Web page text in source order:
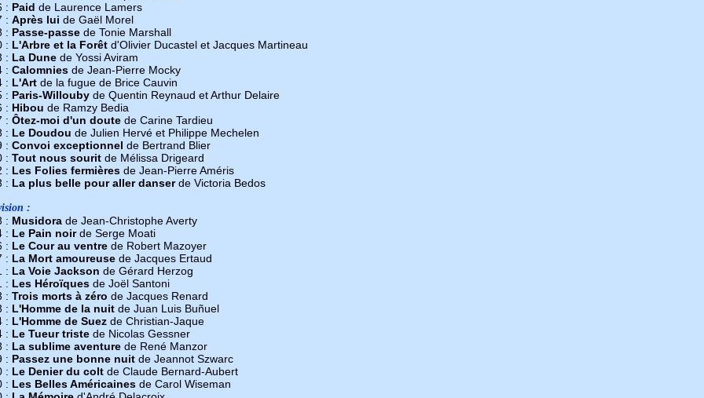
: Paid de Laurence Lamers
: Après lui de Gaël Morel
: Passe-passe de Tonie Marshall
: L'Arbre et la Forêt d'Olivier Ducastel et Jacques Martineau
: La Dune de Yossi Aviram
: Calomnies de Jean-Pierre Mocky
: L'Art de la fugue de Brice Cauvin
: Paris-Willouby de Quentin Reynaud et Arthur Delaire
: Hibou de Ramzy Bedia
: Ôtez-moi d'un doute de Carine Tardieu
: Le Doudou de Julien Hervé et Philippe Mechelen
: Convoi exceptionnel de Bertrand Blier
: Tout nous sourit de Mélissa Drigeard
: Les Folies fermières de Jean-Pierre Améris
: La plus belle pour aller danserde Victoria Bedos
:
: Musidora de Jean-Christophe Averty
: Le Pain noirde Serge Moati
: Le Cour au ventre de Robert Mazoyer
: La Mort amoureuse de Jacques Ertaud
: La Voie Jackson de Gérard Herzog
: Les Héroïques de Joël Santoni
: Trois morts à zéro de Jacques Renard
: L'Homme de la nuit de Juan Luis Buñuel
: L'Homme de Suez de Christian-Jaque
: Le Tueur triste de Nicolas Gessner
: La sublime aventure de René Manzor
: Passez une bonne nuit de Jeannot Szwarc
: Le Denier du colt de Claude Bernard-Aubert
: Les Belles Américaines de Carol Wiseman